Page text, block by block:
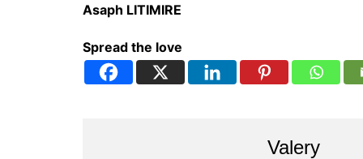
Asaph LITIMIRE
Spread the love
Valery